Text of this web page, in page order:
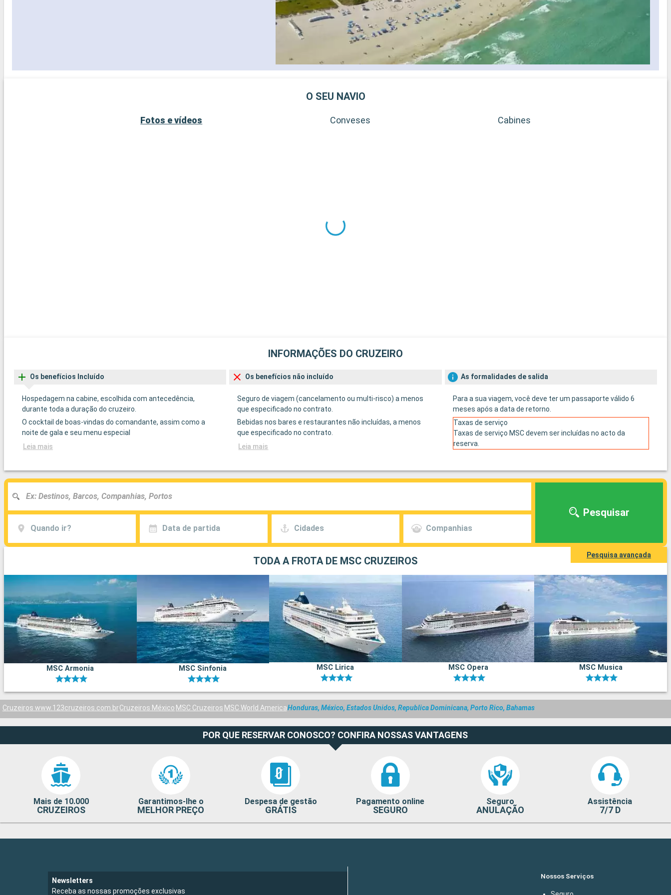
O SEU NAVIO
Fotos e vídeos Conveses Cabines
INFORMAÇÕES DO CRUZEIRO
Os benefícios Incluído
Hospedagem na cabine, escolhida com antecedência,
durante toda a duração do cruzeiro.
O cocktail de boas-vindas do comandante, assim como a
noite de gala e seu menu especial
Leia mais
Os benefícios não incluído
Seguro de viagem (cancelamento ou multi-risco) a menos
que especificado no contrato.
Bebidas nos bares e restaurantes não incluídas, a menos
que especificado no contrato.
Leia mais
As formalidades de salida
Para a sua viagem, você deve ter um passaporte válido 6
meses após a data de retorno.
Taxas de serviço
Taxas de serviço MSC devem ser incluídas no acto da
reserva.
Quando ir? Data de partida Cidades Companhias
Pesquisar
Pesquisa avançada
TODA A FROTA DE MSC CRUZEIROS
MSC Armonia MSC Sinfonia MSC Lirica MSC Opera MSC Musica
Cruzeiros www.123cruzeiros.com.brCruzeiros México MSC Cruzeiros MSC World AmericaHonduras, México, Estados Unidos, Republica Dominicana, Porto Rico, Bahamas
POR QUE RESERVAR CONOSCO? CONFIRA NOSSAS VANTAGENS
Mais de 10.000
CRUZEIROS
Garantimos-lhe o
MELHOR PREÇO
Despesa de gestão
GRÁTIS
Pagamento online
SEGURO
Seguro
ANULAÇÃO
Assistência
7/7 D
Newsletters
Receba as nossas promoções exclusivas
Nossos Serviços